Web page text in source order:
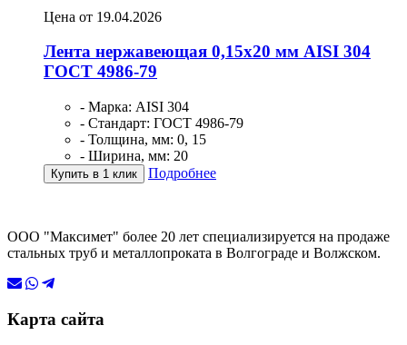
Цена от 19.04.2026
Лента нержавеющая 0,15х20 мм AISI 304
ГОСТ 4986-79
- Марка: AISI 304
- Стандарт: ГОСТ 4986-79
- Толщина, мм: 0, 15
- Ширина, мм: 20
Купить в 1 клик Подробнее
ООО "Максимет" более 20 лет специализируется на продаже
стальных труб и металлопроката в Волгограде и Волжском.
Карта сайта